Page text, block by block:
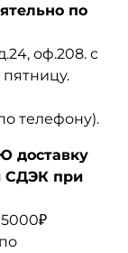
по
оф.208. с
телефону).
доставку
СДЭК при